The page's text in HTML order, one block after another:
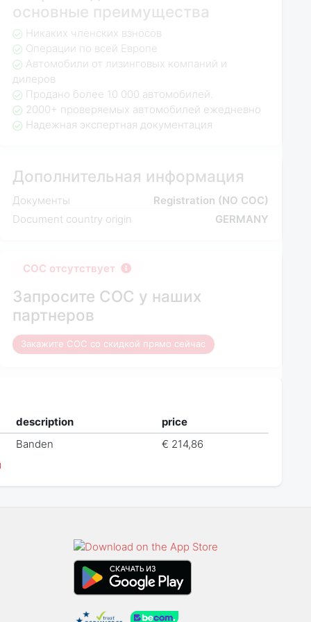
основные преимущества
Никаких членских взносов
Операции по всей Европе
Автомобили от лизинговых компаний и
дилеров
Продано более 10 000 автомобилей.
2000+ проверяемых автомобилей ежедневно
Надежная экспертная документация
Дополнительная информация
Документы
Registration (NO COC)
Document country origin
GERMANY
COC отсутствует
Запросите COC у наших
партнеров
Закажите COC со скидкой прямо сейчас
description
price
Banden
€ 214,86